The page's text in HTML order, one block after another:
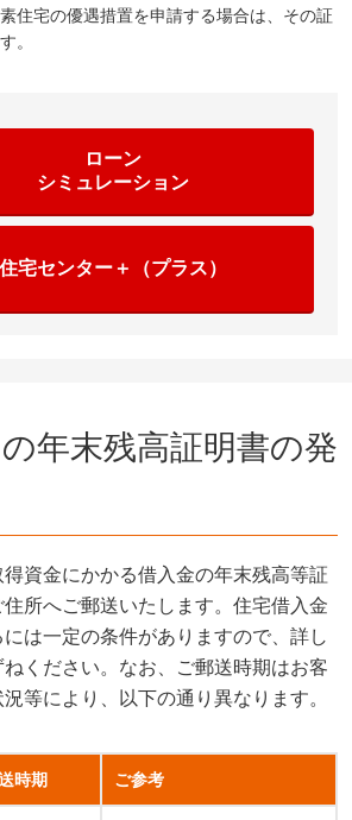
住宅の優遇措置を申請する場合は、その証
。
ローン
シミュレーション
住宅センター＋（プラス）
年末残高証明書の発
資金にかかる借入金の年末残高等証
所へご郵送いたします。住宅借入金
は一定の条件がありますので、詳し
ねください。なお、ご郵送時期はお客
等により、以下の通り異なります。
時期 ご参考